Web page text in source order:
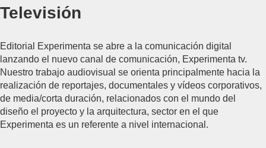
Televisión
Editorial Experimenta se abre a la comunicación digital
lanzando el nuevo canal de comunicación, Experimenta tv.
Nuestro trabajo audiovisual se orienta principalmente hacia la
realización de reportajes, documentales y vídeos corporativos,
de media/corta duración, relacionados con el mundo del
diseño el proyecto y la arquitectura, sector en el que
Experimenta es un referente a nivel internacional.